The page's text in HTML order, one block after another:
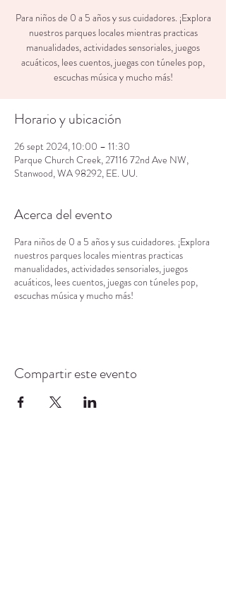
Para niños de 0 a 5 años y sus cuidadores. ¡Explora
nuestros parques locales mientras practicas
manualidades, actividades sensoriales, juegos
acuáticos, lees cuentos, juegas con túneles pop,
escuchas música y mucho más!
Horario y ubicación
26 sept 2024, 10:00 – 11:30
Parque Church Creek, 27116 72nd Ave NW,
Stanwood, WA 98292, EE. UU.
Acerca del evento
Para niños de 0 a 5 años y sus cuidadores. ¡Explora
nuestros parques locales mientras practicas
manualidades, actividades sensoriales, juegos
acuáticos, lees cuentos, juegas con túneles pop,
escuchas música y mucho más!
Compartir este evento